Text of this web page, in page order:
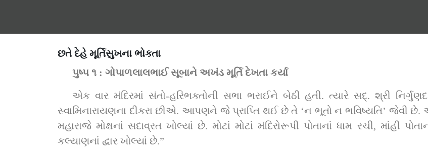
છતે દેહે મૂર્તિસુખના ભોક્તા
પુષ્પ ૧ : ગોપાળલાલભાઈ સૂબાને અખંડ મૂર્તિ દેખતા કર્યા
એક વાર મંદિરમાં સંતો-હરિભક્તોની સભા ભરાઈને બેઠી હતી. ત્યારે સદ્‌. શ્રી નિર્ગુણદાસજી સ્વામીશ્રીએ વાત કરી જે, “આપણે શ્રી
સ્વામિનારાયણના દીકરા છીએ. આપણને જે પ્રાપ્તિ થઈ છે તે ‘ન ભૂતો ન ભવિષ્યતિ’ જેવી
મહારાજે મોક્ષનાં સદાવ્રત ખોલ્યાં છે. મોટાં મોટાં મંદિરોરૂપી પોતાનાં ધામ રચી, માંહી
કલ્યાણનાં દ્વાર ખોલ્યાં છે.”